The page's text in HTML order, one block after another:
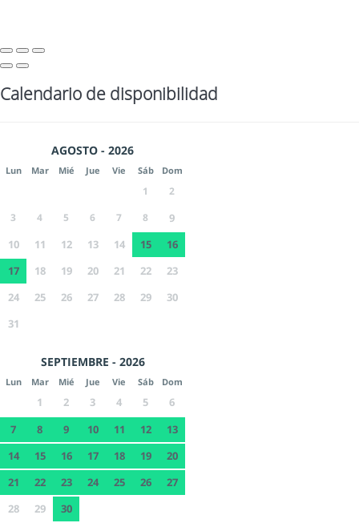
Calendario de disponibilidad
AGOSTO - 2026
Lun Mar Mié Jue Vie Sáb Dom
1
2
3
4 5 6 7 8
9
10
11 12 13 14 15
16
17
18 19 20 21 22
23
24
25 26 27 28 29
30
31
SEPTIEMBRE - 2026
Lun Mar Mié Jue Vie Sáb Dom
1 2 3 4 5
6
7
8 9 10 11 12
13
14
15 16 17 18 19
20
21
22 23 24 25 26
27
28
29 30